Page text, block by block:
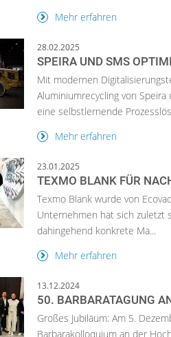
Mehr erfahren
28.02.2025
SPEIRA UND SMS
Mit modernen
Aluminiumrecycling von
eine selbstlernende
Mehr erfahren
23.01.2025
TEXMO BLANK FÜR
Texmo Blank wurde von
Unternehmen hat sich zuletzt
dahingehend konkrete Ma...
Mehr erfahren
13.12.2024
50. BARBARATAGUNG
Großes Jubiläum: Am 5.
Barbarakolloquium an der